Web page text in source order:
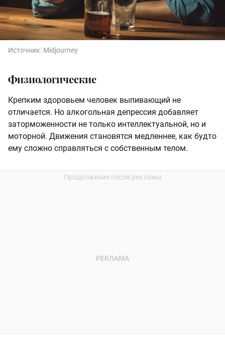
Источник: Midjourney
Физиологические
Крепким здоровьем человек выпивающий не
отличается. Но алкогольная депрессия добавляет
заторможенности не только интеллектуальной, но и
моторной. Движения становятся медленнее, как будто
ему сложно справляться с собственным телом.